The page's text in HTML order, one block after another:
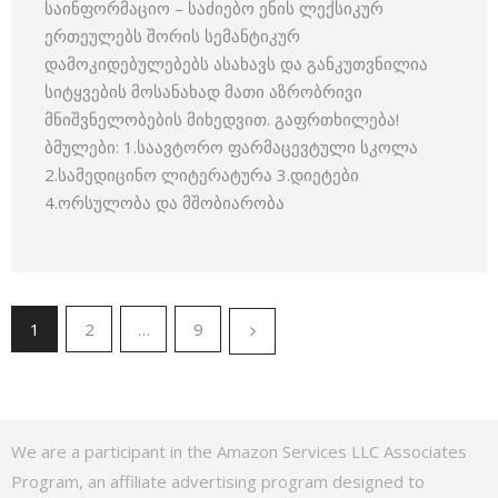
საინფორმაციო – საძიებო ენის ლექსიკურ
ერთეულებს შორის სემანტიკურ
დამოკიდებულებებს ასახავს და განკუთვნილია
სიტყვების მოსანახად მათი აზრობრივი
მნიშვნელობების მიხედვით. გაფრთხილება!
ბმულები: 1.საავტორო ფარმაცევტული სკოლა
2.სამედიცინო ლიტერატურა 3.დიეტები
4.ორსულობა და მშობიარობა
1 2 … 9
We are a participant in the Amazon Services LLC Associates
Program, an affiliate advertising program designed to